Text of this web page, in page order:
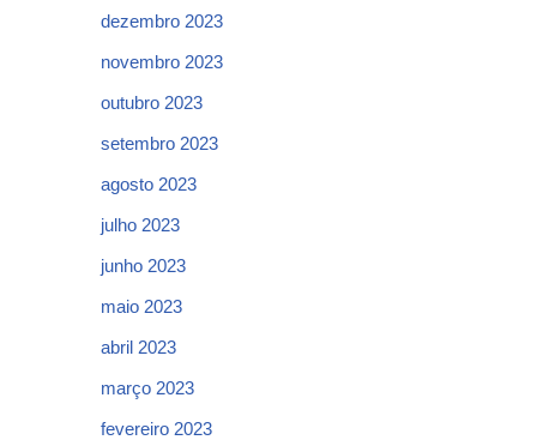
dezembro 2023
novembro 2023
outubro 2023
setembro 2023
agosto 2023
julho 2023
junho 2023
maio 2023
abril 2023
março 2023
fevereiro 2023